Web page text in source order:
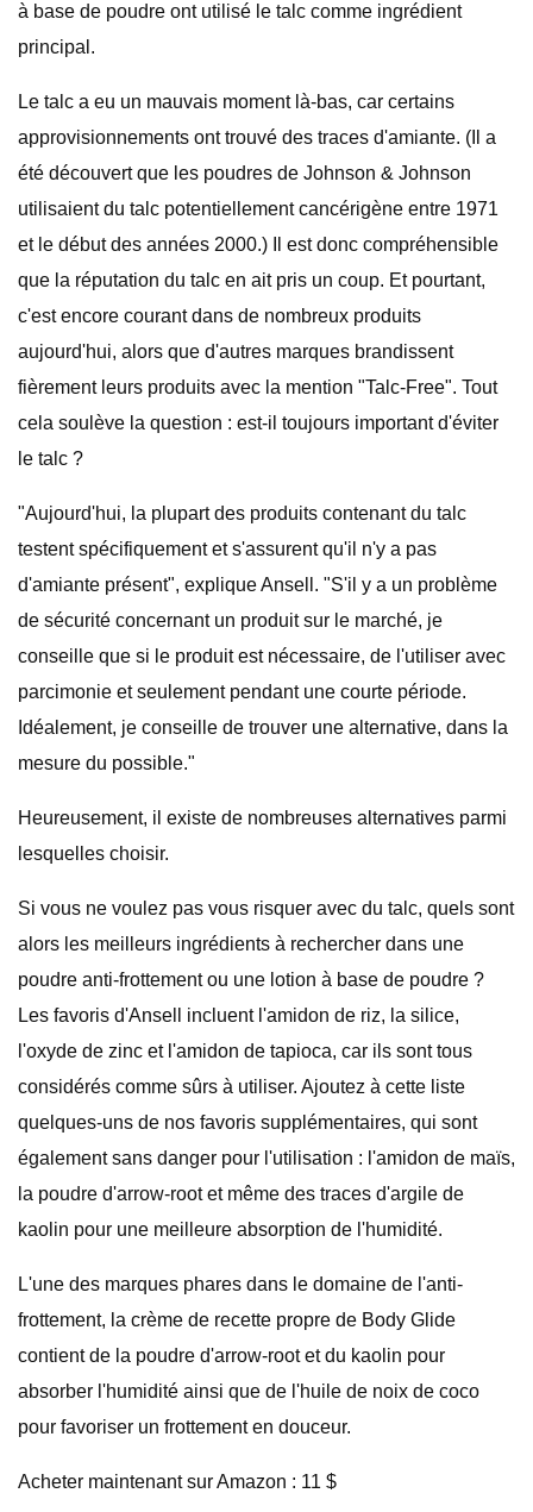
à base de poudre ont utilisé le talc comme ingrédient
principal.
Le talc a eu un mauvais moment là-bas, car certains
approvisionnements ont trouvé des traces d'amiante. (Il a
été découvert que les poudres de Johnson & Johnson
utilisaient du talc potentiellement cancérigène entre 1971
et le début des années 2000.) Il est donc compréhensible
que la réputation du talc en ait pris un coup. Et pourtant,
c'est encore courant dans de nombreux produits
aujourd'hui, alors que d'autres marques brandissent
fièrement leurs produits avec la mention "Talc-Free". Tout
cela soulève la question : est-il toujours important d'éviter
le talc ?
"Aujourd'hui, la plupart des produits contenant du talc
testent spécifiquement et s'assurent qu'il n'y a pas
d'amiante présent", explique Ansell. "S'il y a un problème
de sécurité concernant un produit sur le marché, je
conseille que si le produit est nécessaire, de l'utiliser avec
parcimonie et seulement pendant une courte période.
Idéalement, je conseille de trouver une alternative, dans la
mesure du possible."
Heureusement, il existe de nombreuses alternatives parmi
lesquelles choisir.
Si vous ne voulez pas vous risquer avec du talc, quels sont
alors les meilleurs ingrédients à rechercher dans une
poudre anti-frottement ou une lotion à base de poudre ?
Les favoris d'Ansell incluent l'amidon de riz, la silice,
l'oxyde de zinc et l'amidon de tapioca, car ils sont tous
considérés comme sûrs à utiliser. Ajoutez à cette liste
quelques-uns de nos favoris supplémentaires, qui sont
également sans danger pour l'utilisation : l'amidon de maïs,
la poudre d'arrow-root et même des traces d'argile de
kaolin pour une meilleure absorption de l'humidité.
L'une des marques phares dans le domaine de l'anti-
frottement, la crème de recette propre de Body Glide
contient de la poudre d'arrow-root et du kaolin pour
absorber l'humidité ainsi que de l'huile de noix de coco
pour favoriser un frottement en douceur.
Acheter maintenant sur Amazon : 11 $